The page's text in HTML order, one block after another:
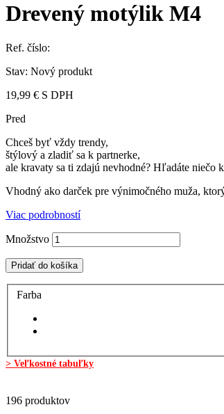
Drevený motýlik M4
Ref. číslo:
Stav: Nový produkt
19,99 € S DPH
Pred
Chceš byť vždy trendy,
štýlový a zladiť sa k partnerke,
ale kravaty sa ti zdajú nevhodné? Hľadáte niečo
Vhodný ako darček pre výnimočného muža,
Viac podrobností
Množstvo
Pridať do košíka
Farba
> Veľkostné tabuľky
196 produktov